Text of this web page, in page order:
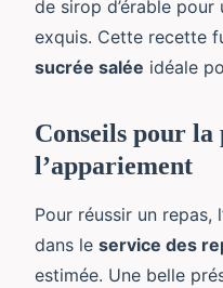
de sirop d’érable
exquis. Cette recette
sucrée salée idéale
Conseils pour la
l’appariement
Pour réussir un repas,
dans le service des
estimée. Une belle